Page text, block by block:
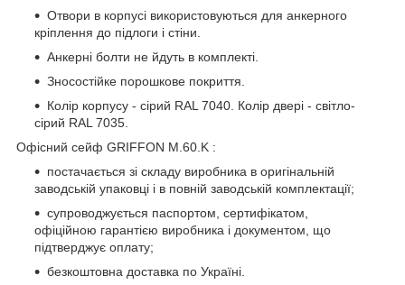
Отвори в корпусі використовуються для анкерного
кріплення до підлоги і стіни.
Анкерні болти не йдуть в комплекті.
Зносостійке порошкове покриття.
Колір корпусу - сірий RAL 7040. Колір двері - світло-
сірий RAL 7035.
Офісний сейф GRIFFON M.60.K :
постачається зі складу виробника в оригінальній
заводській упаковці і в повній заводській комплектації;
супроводжується паспортом, сертифікатом,
офіційною гарантією виробника і документом, що
підтверджує оплату;
безкоштовна доставка по Україні.